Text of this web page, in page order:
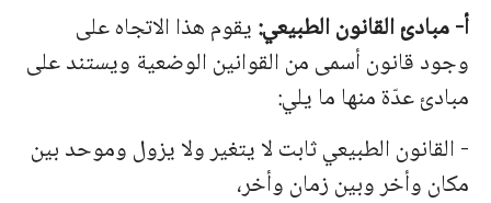
أ- مبادئ القانون الطبيعي:يقوم هذا الاتجاه على
وجود قانون أسمى من القوانين الوضعية ويستند على
مبادئ عدّة منها ما يلي:
- القانون الطبيعي ثابت لا يتغير ولا يزول وموحد بين
مكان وأخر وبين زمان وأخر،